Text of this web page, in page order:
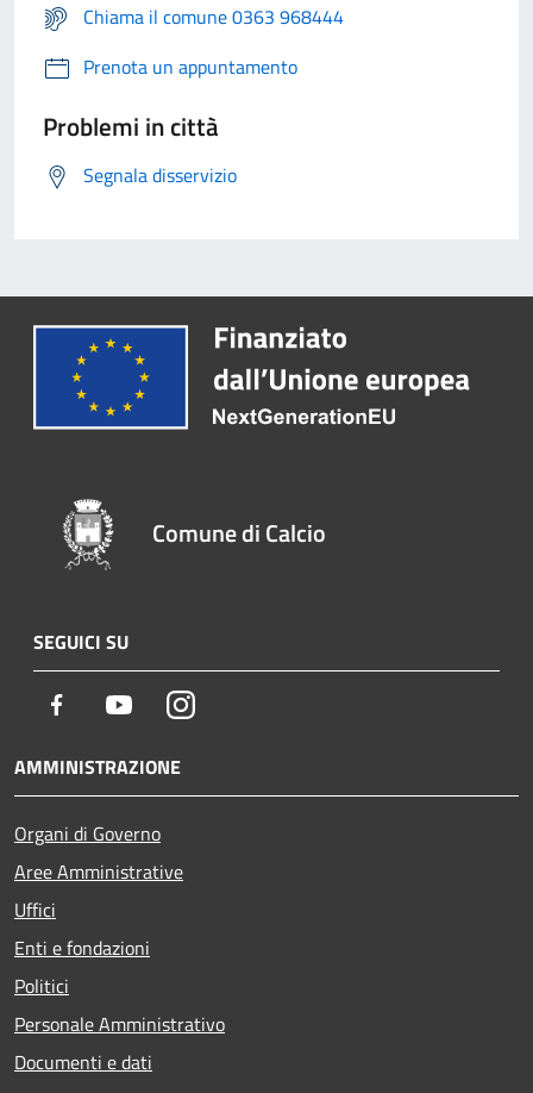
Chiama il comune 0363 968444
Prenota un appuntamento
Problemi in città
Segnala disservizio
Comune di Calcio
SEGUICI SU
Facebook YoutubeInstagram
AMMINISTRAZIONE
Organi di Governo
Aree Amministrative
Uffici
Enti e fondazioni
Politici
Personale Amministrativo
Documenti e dati